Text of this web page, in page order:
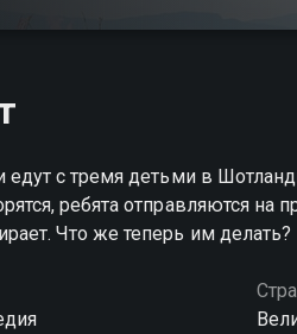
едут с тремя детьми в
ребята отправляются
Что же теперь им делать?